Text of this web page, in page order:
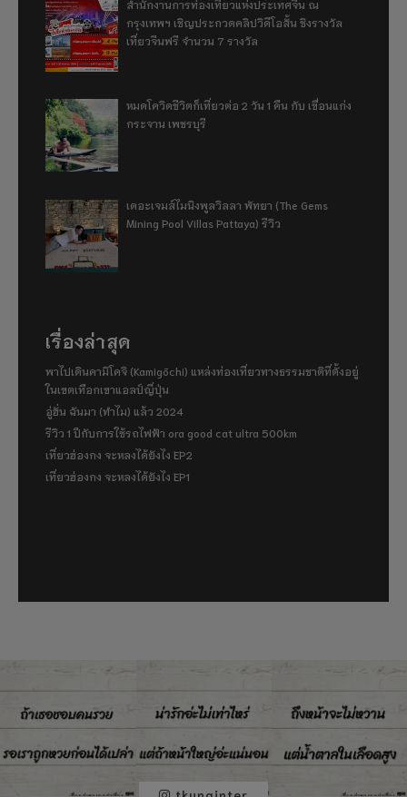
สำนักงานการท่องเที่ยวแห่งประเทศจีน ณ
กรุงเทพฯ เชิญประกวดคลิปวิดีโอสั้น ชิงรางวัล
เที่ยวจีนฟรี จำนวน 7 รางวัล
หมดโควิดชีวิตก็เที่ยวต่อ 2 วัน 1 คืน กับ เขื่อนแก่ง
กระจาน เพชรบุรี
เดอะเจมส์ไมนิงพูลวิลลา พัทยา (The Gems
Mining Pool Villas Pattaya) รีวิว
เรื่องล่าสุด
พาไปเดินคามิโคจิ (Kamigōchi) แหล่งท่องเที่ยวทางธรรมชาติที่ตั้งอยู่
ในเขตเทือกเขาแอลป์ญี่ปุ่น
อู่ฮั่น ฉันมา (ทำไม) แล้ว 2024
รีวิว 1 ปีกับการใช้รถไฟฟ้า ora good cat ultra 500km
เที่ยวฮ่องกง จะหลงได้ยังไง EP2
เที่ยวฮ่องกง จะหลงได้ยังไง EP1